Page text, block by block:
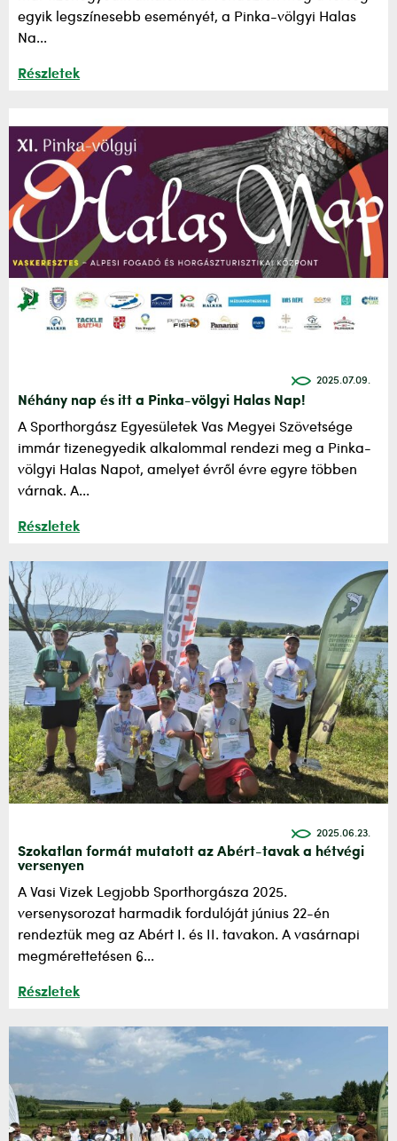
egyik legszínesebb eseményét, a Pinka-völgyi Halas
Na...
Részletek
2025.07.09.
Néhány nap és itt a Pinka-völgyi Halas Nap!
A Sporthorgász Egyesületek Vas Megyei Szövetsége
immár tizenegyedik alkalommal rendezi meg a Pinka-
völgyi Halas Napot, amelyet évről évre egyre többen
várnak. A...
Részletek
2025.06.23.
Szokatlan formát mutatott az Abért-tavak a hétvégi
versenyen
A Vasi Vizek Legjobb Sporthorgásza 2025.
versenysorozat harmadik fordulóját június 22-én
rendeztük meg az Abért I. és II. tavakon. A vasárnapi
megmérettetésen 6...
Részletek